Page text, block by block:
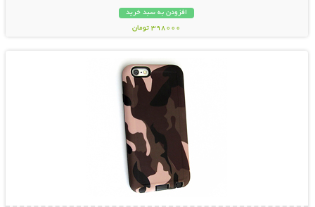
افزودن به سبد خرید
398000 تومان
نمایش توضیحات بیشتر